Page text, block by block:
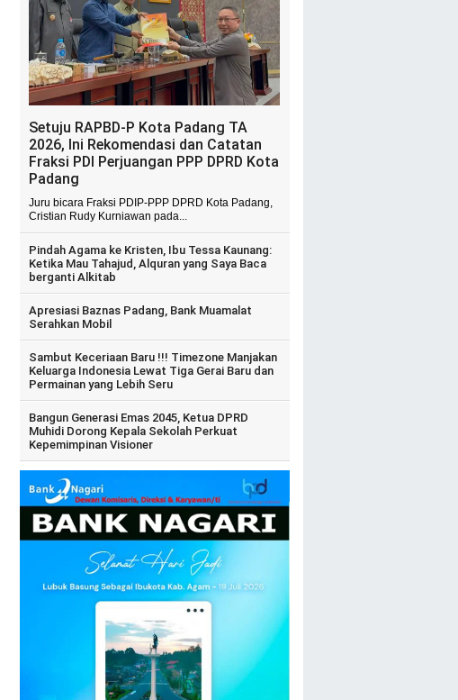
Setuju RAPBD-P Kota Padang TA
2026, Ini Rekomendasi dan Catatan
Fraksi PDI Perjuangan PPP DPRD Kota
Padang
Juru bicara Fraksi PDIP-PPP DPRD Kota Padang,
Cristian Rudy Kurniawan pada...
Pindah Agama ke Kristen, Ibu Tessa Kaunang:
Ketika Mau Tahajud, Alquran yang Saya Baca
berganti Alkitab
Apresiasi Baznas Padang, Bank Muamalat
Serahkan Mobil
Sambut Keceriaan Baru !!! Timezone Manjakan
Keluarga Indonesia Lewat Tiga Gerai Baru dan
Permainan yang Lebih Seru
Bangun Generasi Emas 2045, Ketua DPRD
Muhidi Dorong Kepala Sekolah Perkuat
Kepemimpinan Visioner